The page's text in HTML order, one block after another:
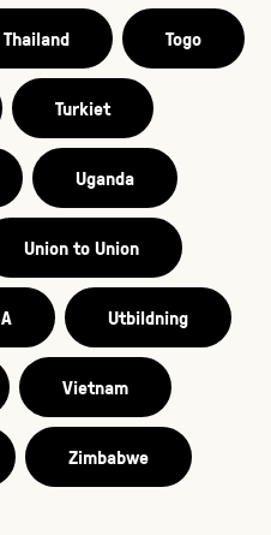
Thailand Togo
Turkiet
Uganda
Union to Union
Utbildning
Vietnam
Zimbabwe